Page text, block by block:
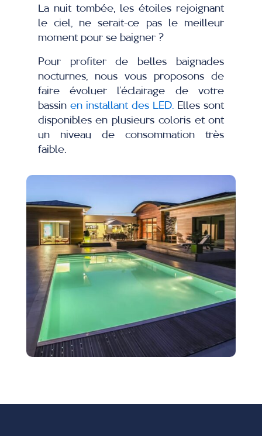
La nuit tombée, les étoiles rejoignant
le ciel, ne serait-ce pas le meilleur
moment pour se baigner ?
Pour profiter de belles baignades
nocturnes, nous vous proposons de
faire évoluer l’éclairage de votre
bassin en installant des LED.
Elles sont
disponibles en plusieurs coloris et ont
un niveau de consommation très
faible.